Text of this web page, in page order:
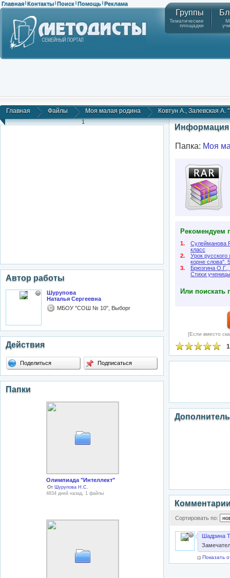
Главная | Контакты | Поиск | Помощь | Реклама
Группы
Тематические
площадки
Главная Файлы Моя малая родина Ковтун А., Залевская А.
1
Автор работы
Шурупова
Наталья Сергеевна
МБОУ "СОШ № 10", Выборг
Действия
Поделиться Подписаться
Папки
Олимпиада "Интеллект"
От Шурупова Н.С.
4834 дней назад, 1 файлы
Информация
Папка: Моя
Рекомендуем
1.
Сулейманова
класс
2.
Урок
корне слова".
3.
Брюзгина
Стихи
Или поискать
[Если вместо
Сортировать по:
Шадрина
Показать